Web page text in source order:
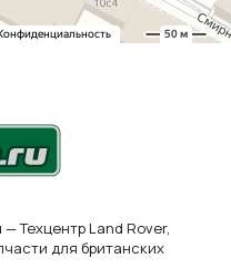
Техцентр Land Rover,
для британских